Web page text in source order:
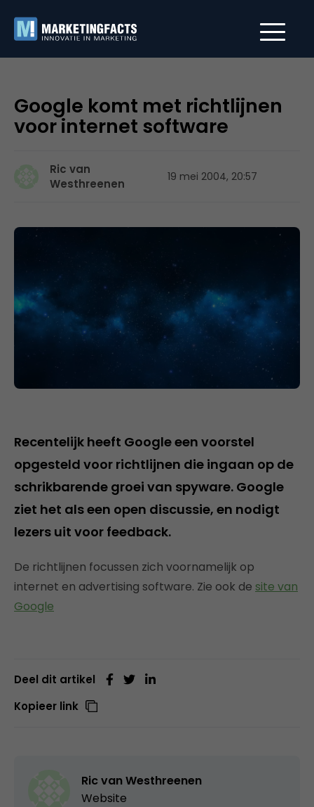
Google komt met richtlijnen
voor internet software
Ric van
Westhreenen
19 mei 2004, 20:57
Recentelijk heeft Google een voorstel
opgesteld voor richtlijnen die ingaan op de
schrikbarende groei van spyware. Google
ziet het als een open discussie, en nodigt
lezers uit voor feedback.
De richtlijnen focussen zich voornamelijk op
internet en advertising software. Zie ook de site van
Google
Deel dit artikel
Kopieer link
Ric van Westhreenen
Website